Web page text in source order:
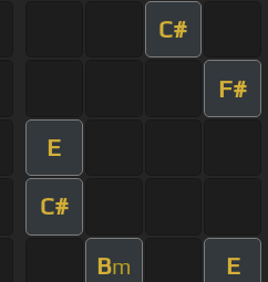
C#
F#
E
C#
Bm E